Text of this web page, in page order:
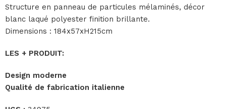
Structure en panneau de particules mélaminés, décor
blanc laqué polyester finition brillante.
Dimensions : 184x57xH215cm
LES + PRODUIT:
Design moderne
Qualité de fabrication italienne